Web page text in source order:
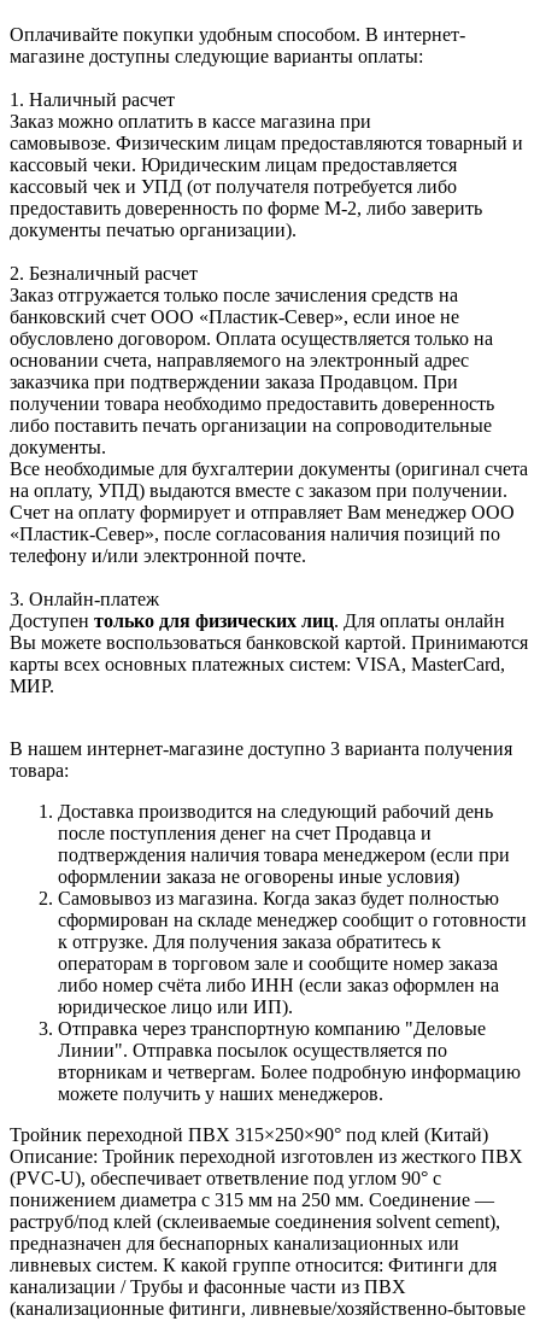
Оплачивайте покупки удобным способом. В интернет-
магазине доступны следующие варианты оплаты:
1. Наличный расчет
Заказ можно оплатить в кассе магазина при
самовывозе. Физическим лицам предоставляются товарный и
кассовый чеки. Юридическим лицам предоставляется
кассовый чек и УПД (от получателя потребуется либо
предоставить доверенность по форме М-2, либо заверить
документы печатью организации).
2. Безналичный расчет
Заказ отгружается только после зачисления средств на
банковский счет ООО «Пластик-Север», если иное не
обусловлено договором. Оплата осуществляется только на
основании счета, направляемого на электронный адрес
заказчика при подтверждении заказа Продавцом. При
получении товара необходимо предоставить доверенность
либо поставить печать организации на сопроводительные
документы.
Все необходимые для бухгалтерии документы (оригинал счета
на оплату, УПД) выдаются вместе с заказом при получении.
Счет на оплату формирует и отправляет Вам менеджер ООО
«Пластик-Север», после согласования наличия позиций по
телефону и/или электронной почте.
3. Онлайн-платеж
Доступен только для физических лиц. Для оплаты онлайн
Вы можете воспользоваться банковской картой. Принимаются
карты всех основных платежных систем: VISA, MasterCard,
МИР.
В нашем интернет-магазине доступно 3 варианта получения
товара:
Доставка производится на следующий рабочий день
после поступления денег на счет Продавца и
подтверждения наличия товара менеджером (если при
оформлении заказа не оговорены иные условия)
Самовывоз из магазина. Когда заказ будет полностью
сформирован на складе менеджер сообщит о готовности
к отгрузке. Для получения заказа обратитесь к
операторам в торговом зале и сообщите номер заказа
либо номер счёта либо ИНН (если заказ оформлен на
юридическое лицо или ИП).
Отправка через транспортную компанию "Деловые
Линии". Отправка посылок осуществляется по
вторникам и четвергам. Более подробную информацию
можете получить у наших менеджеров.
Тройник переходной ПВХ 315×250×90° под клей (Китай)
Описание: Тройник переходной изготовлен из жесткого ПВХ
(PVC‑U), обеспечивает ответвление под углом 90° с
понижением диаметра с 315 мм на 250 мм. Соединение —
раструб/под клей (склеиваемые соединения solvent cement),
предназначен для беснапорных канализационных или
ливневых систем. К какой группе относится: Фитинги для
канализации / Трубы и фасонные части из ПВХ
(канализационные фитинги, ливневые/хозяйственно‑бытовые